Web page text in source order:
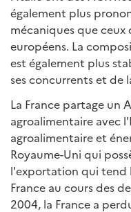
également plus
mécaniques que
européens. La
est également plus
ses concurrents et de
La France partage un
agroalimentaire avec
agroalimentaire et
Royaume-Uni qui
l'exportation qui tend
France au cours des
2004, la France a